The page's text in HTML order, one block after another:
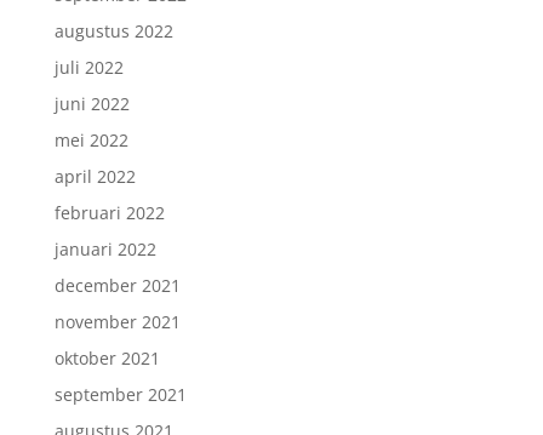
augustus 2022
juli 2022
juni 2022
mei 2022
april 2022
februari 2022
januari 2022
december 2021
november 2021
oktober 2021
september 2021